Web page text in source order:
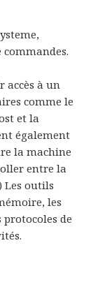
accès à un
comme le
et la
également
la machine
entre la
Les outils
les
de
Tools dans